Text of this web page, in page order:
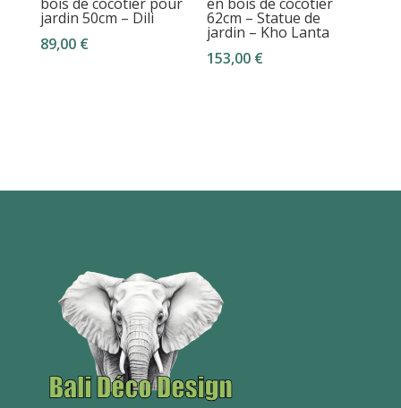
jardin 50cm – Dili
89,00 €
62cm – Statue de
jardin – Kho Lanta
153,00 €